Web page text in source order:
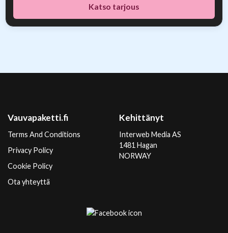
Katso tarjous
Vauvapaketti.fi
Terms And Conditions
Privacy Policy
Cookie Policy
Ota yhteyttä
Kehittänyt
Interweb Media AS
1481 Hagan
NORWAY